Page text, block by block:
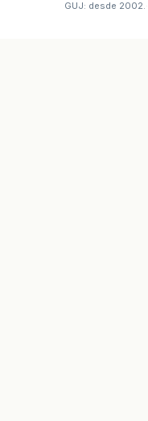
GUJ: desde 2002.